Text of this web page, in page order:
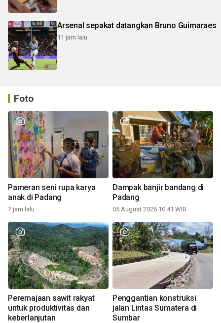
Arsenal sepakat datangkan Bruno Guimaraes
11 jam lalu
Foto
Pameran seni rupa karya
anak di Padang
7 jam lalu
Dampak banjir bandang di
Padang
05 August 2026 10:41 WIB
Peremajaan sawit rakyat
untuk produktivitas dan
keberlanjutan
Penggantian konstruksi
jalan Lintas Sumatera di
Sumbar